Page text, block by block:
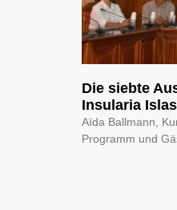
Die siebte
Insularia
Aïda Ballmann,
Programm und